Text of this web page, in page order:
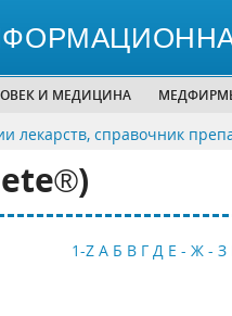
И МЕДИЦИНА
лекарств, справочник
1-Z А Б В Г Д Е - Ж - З